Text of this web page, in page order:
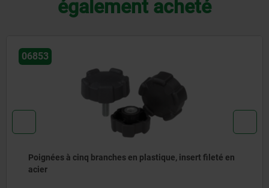
également acheté
Écrou croisillon similaire à DIN 6335, composants